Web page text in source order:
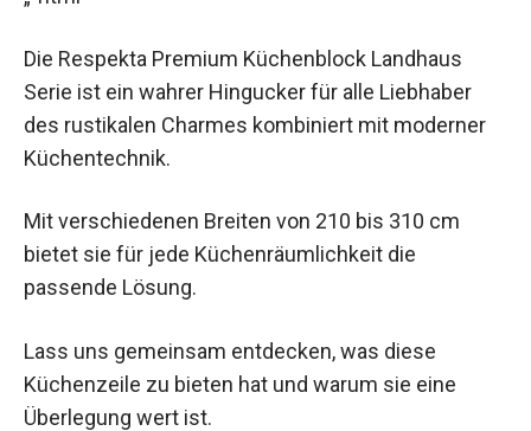
Die Respekta Premium Küchenblock Landhaus
Serie ist ein wahrer Hingucker für alle Liebhaber
des rustikalen Charmes kombiniert mit moderner
Küchentechnik.
Mit verschiedenen Breiten von 210 bis 310 cm
bietet sie für jede Küchenräumlichkeit die
passende Lösung.
Lass uns gemeinsam entdecken, was diese
Küchenzeile zu bieten hat und warum sie eine
Überlegung wert ist.